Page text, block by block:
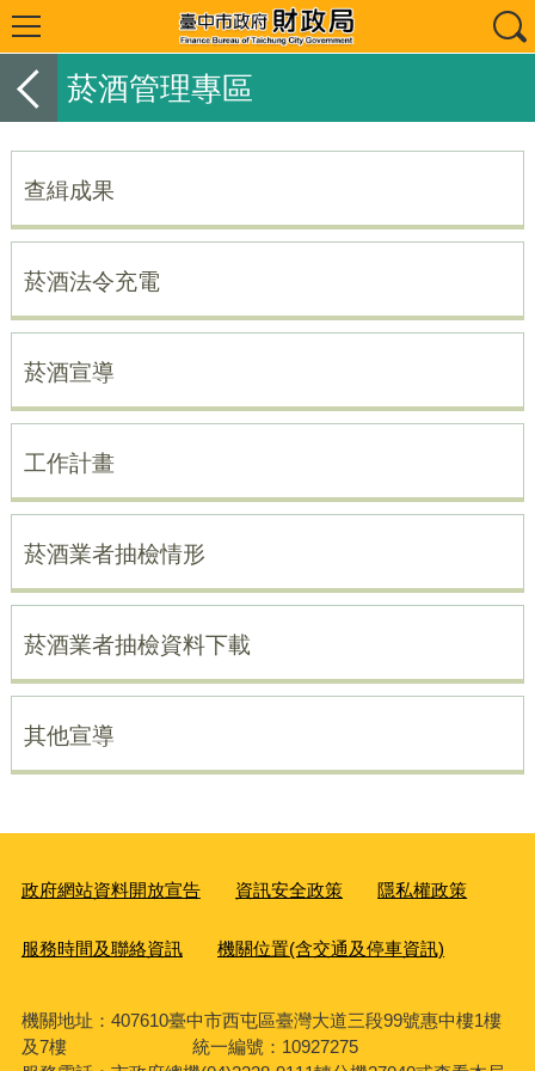
菸酒管理專區
查緝成果
菸酒法令充電
菸酒宣導
工作計畫
菸酒業者抽檢情形
菸酒業者抽檢資料下載
其他宣導
政府網站資料開放宣告 資訊安全政策 隱私權政策
服務時間及聯絡資訊 機關位置(含交通及停車資訊)
機關地址：407610臺中市西屯區臺灣大道三段99號惠中樓1樓
及7樓 統一編號：10927275